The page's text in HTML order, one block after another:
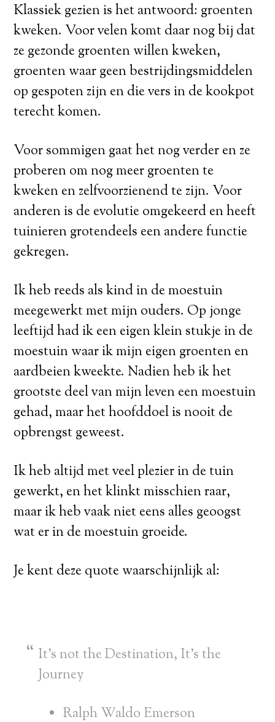
Klassiek gezien is het antwoord: groenten
kweken. Voor velen komt daar nog bij dat
ze gezonde groenten willen kweken,
groenten waar geen bestrijdingsmiddelen
op gespoten zijn en die vers in de kookpot
terecht komen.
Voor sommigen gaat het nog verder en ze
proberen om nog meer groenten te
kweken en zelfvoorzienend te zijn. Voor
anderen is de evolutie omgekeerd en heeft
tuinieren grotendeels een andere functie
gekregen.
Ik heb reeds als kind in de moestuin
meegewerkt met mijn ouders. Op jonge
leeftijd had ik een eigen klein stukje in de
moestuin waar ik mijn eigen groenten en
aardbeien kweekte. Nadien heb ik het
grootste deel van mijn leven een moestuin
gehad, maar het hoofddoel is nooit de
opbrengst geweest.
Ik heb altijd met veel plezier in de tuin
gewerkt, en het klinkt misschien raar,
maar ik heb vaak niet eens alles geoogst
wat er in de moestuin groeide.
Je kent deze quote waarschijnlijk al:
It’s not the Destination, It’s the
Journey
Ralph Waldo Emerson